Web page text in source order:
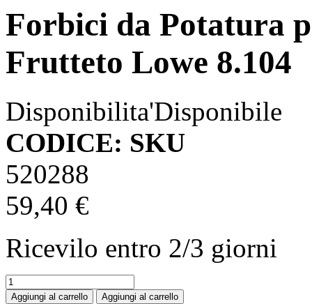
Forbici da Potatura
Frutteto Lowe 8.104
Disponibilita'Disponibile
CODICE: SKU
520288
59,40 €
Ricevilo entro 2/3 giorni
Aggiungi al carrello Aggiungi al carrello